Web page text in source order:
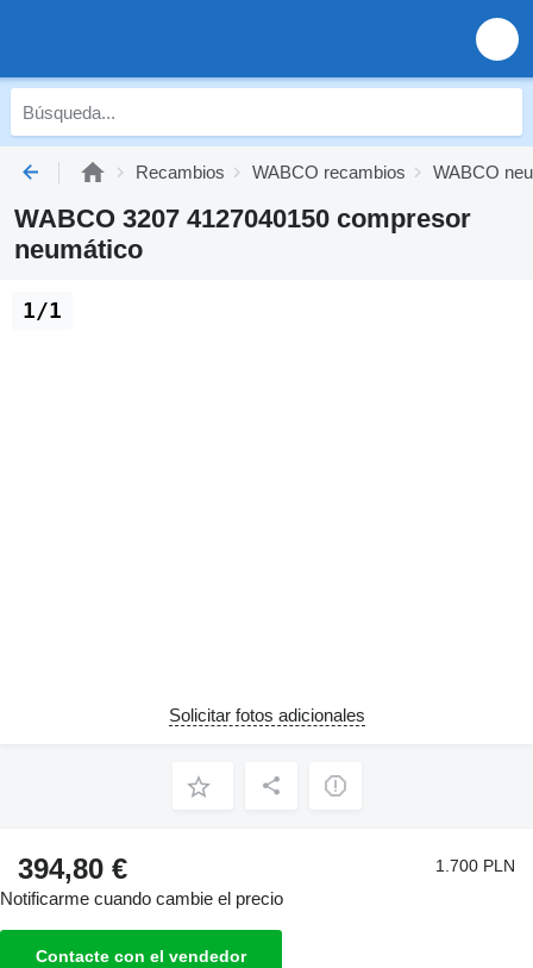
Recambios WABCO recambios WABCO
WABCO 3207 4127040150 compresor
neumático
1/1
Solicitar fotos adicionales
394,80 € 1.700 PLN
Notificarme cuando cambie el precio
Contacte con el vendedor